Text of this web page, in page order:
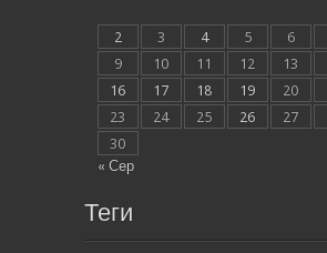
« Сер
2
3 4 5 6
9
10 11 12 13
16
17 18 19 20
23
24 25 26 27
30
Теги